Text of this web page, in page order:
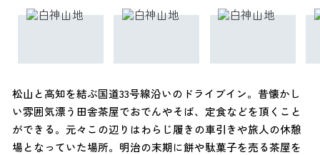
松山と高知を結ぶ国道33号線沿いのドライブイン。昔懐かし
い雰囲気漂う田舎茶屋でおでんやそば、定食などを頂くこと
ができる。元々この辺りはわらじ履きの車引きや旅人の休憩
場となっていた場所。明治の末期に餅や駄菓子を売る茶屋を